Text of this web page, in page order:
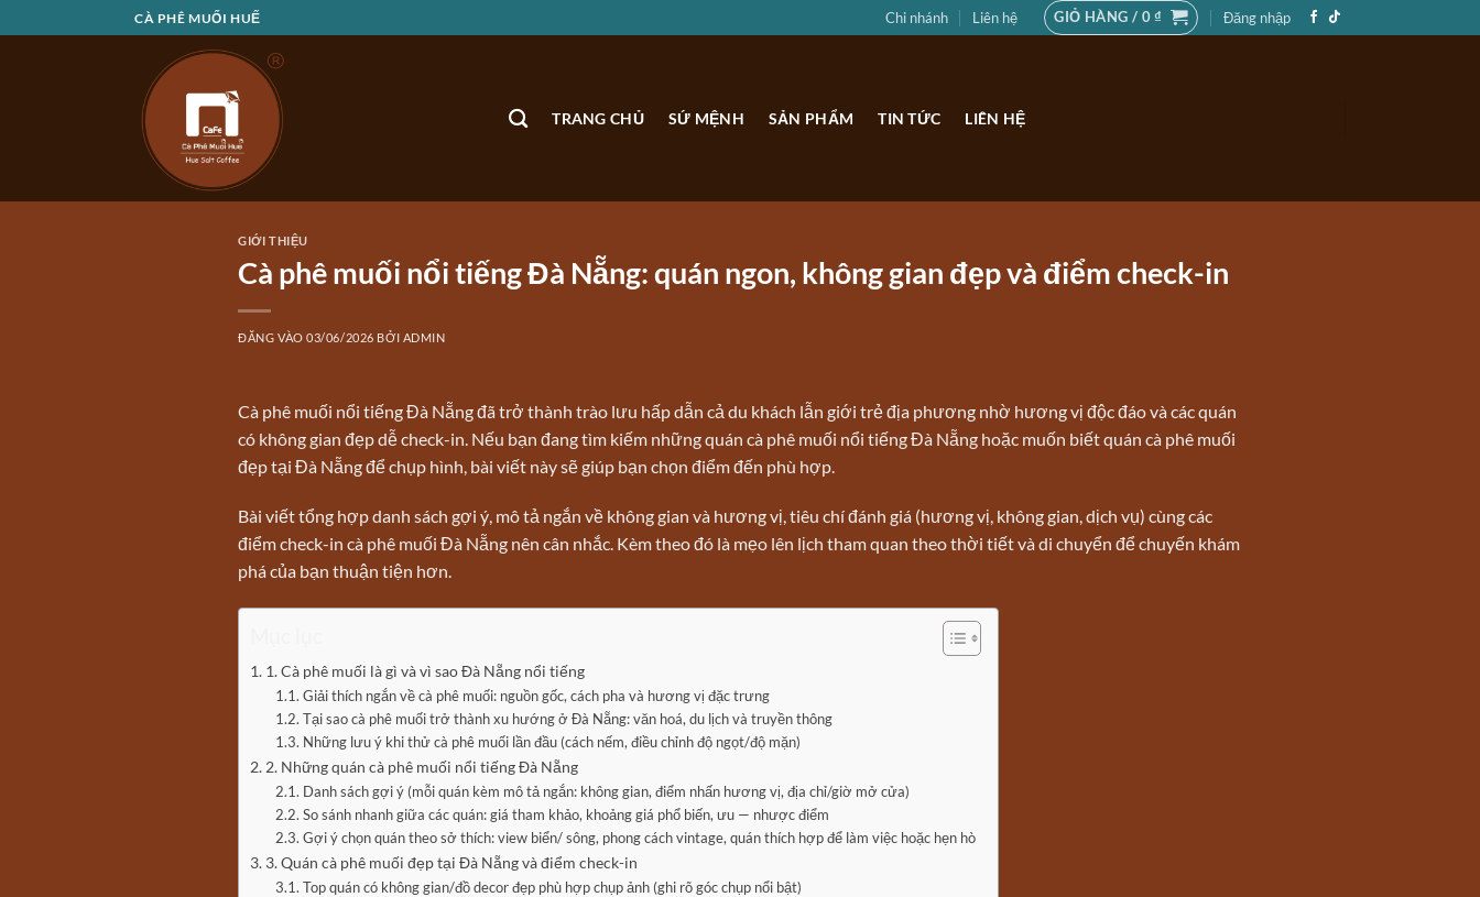
qua
CÀ PHÊ MUỐI HUẾ Chi nhánh Liên hệ GIỎ HÀNG / 0₫ Đăng nhập
TRANG CHỦ SỨ MỆNH SẢN PHẨM TIN TỨC LIÊN HỆ
GIỚI THIỆU
Cà phê muối nổi tiếng Đà Nẵng: quán ngon, không gian đẹp và điểm check-in
ĐĂNG VÀO03/06/2026 BỞI ADMIN
Cà phê muối nổi tiếng Đà Nẵng đã trở thành trào lưu hấp dẫn cả du khách lẫn giới trẻ địa phương nhờ hương vị độc đáo và các quán
có không gian đẹp dễ check-in. Nếu bạn đang tìm kiếm những quán cà phê muối nổi tiếng Đà Nẵng hoặc muốn biết quán cà phê muối
đẹp tại Đà Nẵng để chụp hình, bài viết này sẽ giúp bạn chọn điểm đến phù hợp.
Bài viết tổng hợp danh sách gợi ý, mô tả ngắn về không gian và hương vị, tiêu chí đánh giá (hương vị, không gian, dịch vụ) cùng các
điểm check-in cà phê muối Đà Nẵng nên cân nhắc. Kèm theo đó là mẹo lên lịch tham quan theo thời tiết và di chuyển để chuyến khám
phá của bạn thuận tiện hơn.
1. Cà phê muối là gì và vì sao Đà Nẵng nổi tiếng
Giải thích ngắn về cà phê muối: nguồn gốc, cách pha và hương vị đặc trưng
Tại sao cà phê muối trở thành xu hướng ở Đà Nẵng: văn hoá, du lịch và truyền thông
Những lưu ý khi thử cà phê muối lần đầu (cách nếm, điều chỉnh độ ngọt/độ mặn)
2. Những quán cà phê muối nổi tiếng Đà Nẵng
Danh sách gợi ý (mỗi quán kèm mô tả ngắn: không gian, điểm nhấn hương vị, địa chỉ/giờ mở cửa)
So sánh nhanh giữa các quán: giá tham khảo, khoảng giá phổ biến, ưu — nhược điểm
Gợi ý chọn quán theo sở thích: view biển/ sông, phong cách vintage, quán thích hợp để làm việc hoặc hẹn hò
3. Quán cà phê muối đẹp tại Đà Nẵng và điểm check-in
Top quán có không gian/đồ decor đẹp phù hợp chụp ảnh (ghi rõ góc chụp nổi bật)